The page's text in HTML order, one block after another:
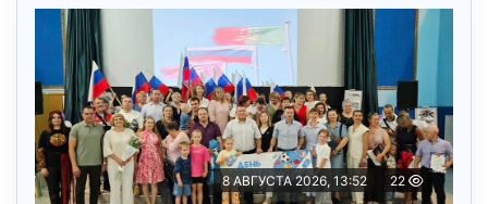
8 АВГУСТА 2026, 13:52 22